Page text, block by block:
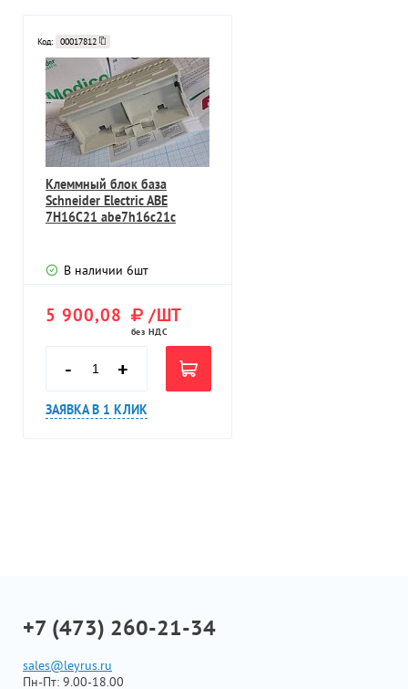
Код: 00017812
Клеммный блок база
Schneider Electric ABE
7H16C21 abe7h16c21c
В наличии 6шт
5 900,08 /ШТ
без НДС
- +
ЗАЯВКА В 1 КЛИК
+7 (473) 260-21-34
sales@leyrus.ru
Пн-Пт: 9.00-18.00